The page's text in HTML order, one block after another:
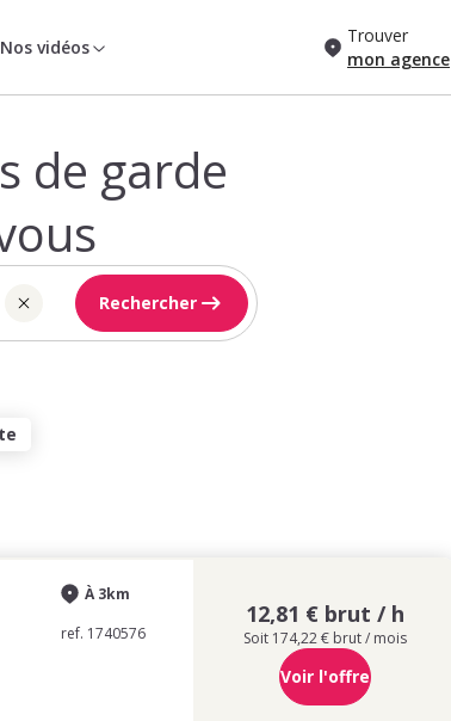
Nos vidéos
Trouver
mon agence
de garde
Rechercher
À 3km
ref. 1740576
12,81 € brut / h
Soit 174,22 € brut / mois
Voir l'offre